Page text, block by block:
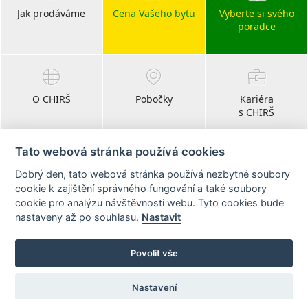
Jak prodáváme Cena Vašeho bytu
Vyberte si svého
poradce
O CHIRŠ Pobočky
Kariéra
s CHIRŠ
Blog
realitní články
Tato webová stránka používá cookies
Dobrý den, tato webová stránka používá nezbytné soubory
cookie k zajištění správného fungování a také soubory
cookie pro analýzu návštěvnosti webu. Tyto cookies bude
nastaveny až po souhlasu. Nastavit
Povolit vše
Nastavení